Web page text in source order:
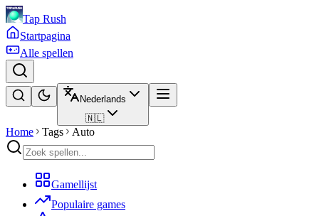
Tap Rush
Startpagina
Alle spellen
Nederlands
🇳🇱
Home Tags Auto
Gamellijst
Populaire games